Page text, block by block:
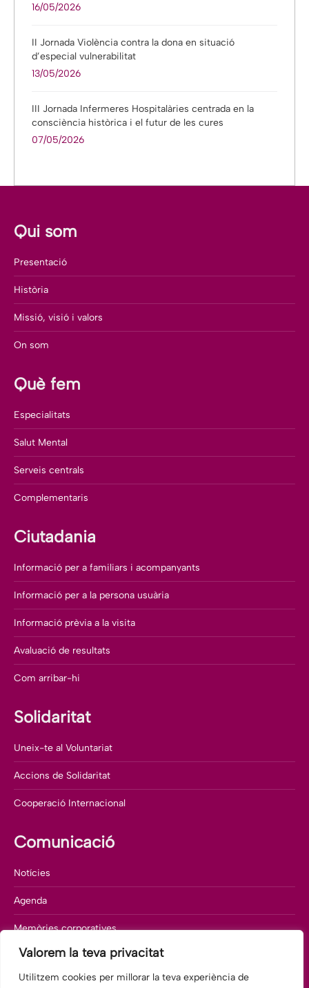
Valorem la teva privacitat
Utilitzem cookies per millorar la teva experiència de
16/05/2026
II Jornada Violència contra la dona en situació
d’especial vulnerabilitat
13/05/2026
III Jornada Infermeres Hospitalàries centrada en la
consciència històrica i el futur de les cures
07/05/2026
Qui som
Presentació
Història
Missió, visió i valors
On som
Què fem
Especialitats
Salut Mental
Serveis centrals
Complementaris
Ciutadania
Informació per a familiars i acompanyants
Informació per a la persona usuària
Informació prèvia a la visita
Avaluació de resultats
Com arribar-hi
Solidaritat
Uneix-te al Voluntariat
Accions de Solidaritat
Cooperació Internacional
Comunicació
Notícies
Agenda
Memòries corporatives
Departament de comunicació